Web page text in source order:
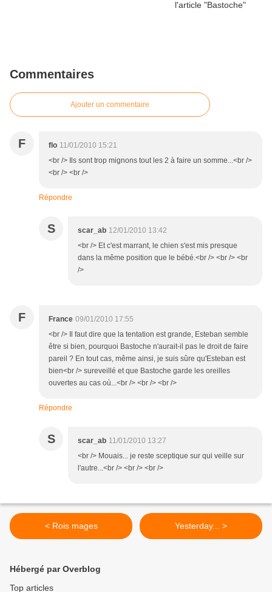
Commentaires
Ajouter un commentaire
F flo 11/01/2010 15:21
<br /> Ils sont trop mignons tout les 2 à faire un somme...<br />
<br /> <br />
Répondre
S scar_ab 12/01/2010 13:42
<br /> Et c'est marrant, le chien s'est mis presque
dans la même position que le bébé.<br /> <br /> <br
/>
F France 09/01/2010 17:55
<br /> Il faut dire que la tentation est grande, Esteban semble
être si bien, pourquoi Bastoche n'aurait-il pas le droit de faire
pareil ? En tout cas, même ainsi, je suis sûre qu'Esteban est
bien<br /> sureveillé et que Bastoche garde les oreilles
ouvertes au cas où...<br /> <br /> <br />
Répondre
S scar_ab 11/01/2010 13:27
<br /> Mouais... je reste sceptique sur qui veille sur
l'autre...<br /> <br /> <br />
< Rois mages Yesterday... >
Hébergé par Overblog
Top articles